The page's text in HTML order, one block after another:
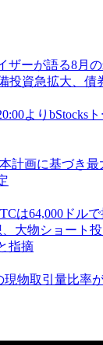
ザーが語る8月
投資急拡大、債
よりbStocks
計画に基づき
は64,000ドル
大物ショート
指摘
物取引量比率